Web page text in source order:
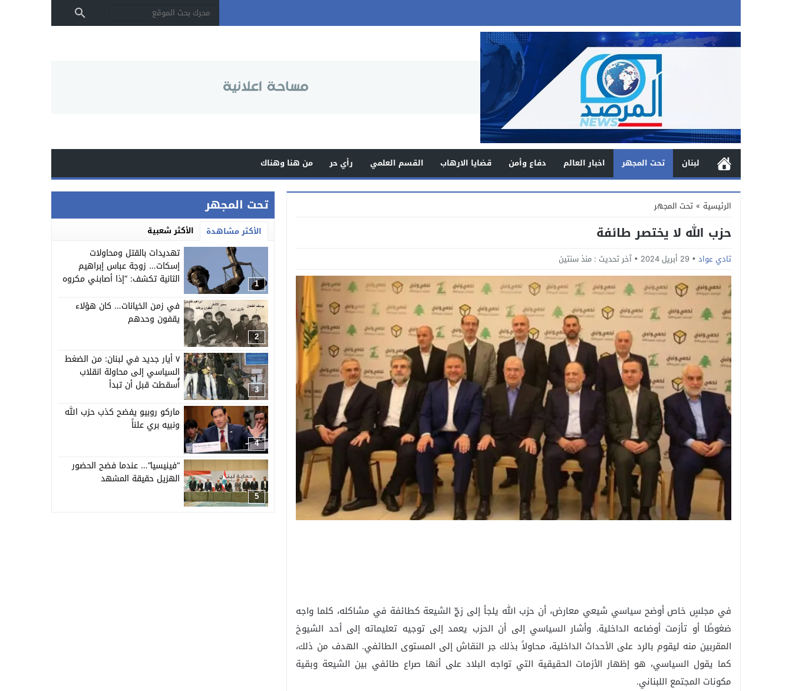
لبنان تحت المجهر اخبار العالم دفاع وأمن قضايا الارهاب القسم العلمي رأي حر من هنا وهناك
الرئيسية » تحت المجهر
حزب الله لا يختصر طائفة
تادي عواد 29 أبريل 2024 آخر تحديث : منذ سنتين
في مجلسٍ خاص أوضح سياسي شيعي معارض، أن حزب الله يلجأ إلى زجّ الشيعة كطائفة في مشاكله، كلما واجه
ضغوطًا أو تأزمت أوضاعه الداخلية. وأشار السياسي إلى أن الحزب يعمد إلى توجيه تعليماته إلى أحد الشيوخ
المقربين منه ليقوم بالرد على الأحداث الداخلية، محاولاً بذلك جر النقاش إلى المستوى الطائفي. الهدف من ذلك،
كما يقول السياسي، هو إظهار الأزمات الحقيقية التي تواجه البلاد على أنها صراع طائفي بين الشيعة وبقية
مكونات المجتمع اللبناني.
تحت المجهر
الأكثر مشاهدة الأكثر شعبية
1
تهديدات بالقتل ومحاولات
إسكات… زوجة عباس إبراهيم
الثانية تكشف: “إذا أصابني مكروه
2
في زمن الخيانات… كان هؤلاء
يقفون وحدهم
3
٧ أيار جديد في لبنان: من الضغط
السياسي إلى محاولة انقلاب
أُسقطت قبل أن تبدأ
4
ماركو روبيو يفضح كذب حزب الله
ونبيه بري علناً
5
“فينيسيا”… عندما فضح الحضور
الهزيل حقيقة المشهد